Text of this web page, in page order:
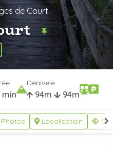
de Court
min
Dénivelé
94m 94m
Photos Localisation S'y